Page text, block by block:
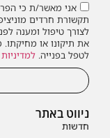
ניווט באתר
חדשות
אני מאשר/ת כי
תקשורת חרדים
לצורך טיפול ומענה
את תיקונו או
לטפל בפנייה.